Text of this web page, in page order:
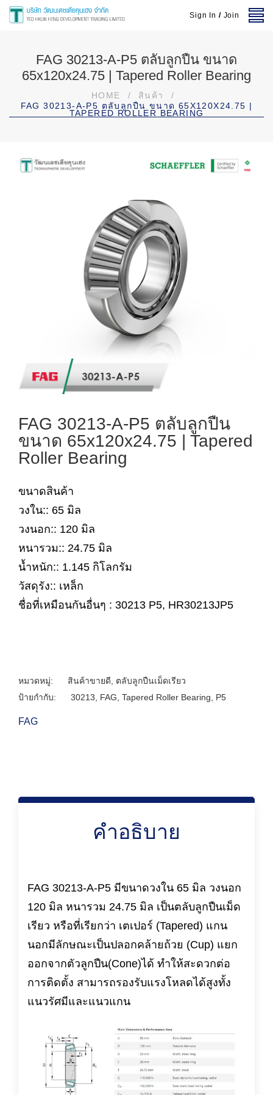
Sign In / Join
FAG 30213-A-P5 ตลับลูกปืน ขนาด
65x120x24.75 | Tapered Roller Bearing
HOME / สินค้า
/
FAG 30213-A-P5 ตลับลูกปืน ขนาด 65X120X24.75 |
TAPERED ROLLER BEARING
FAG 30213-A-P5 ตลับลูกปืน
ขนาด 65x120x24.75 | Tapered
Roller Bearing
ขนาดสินค้า
วงใน:: 65 มิล
วงนอก:: 120 มิล
หนารวม:: 24.75 มิล
น้ำหนัก:: 1.145 กิโลกรัม
วัสดุรัง:: เหล็ก
ชื่อที่เหมือนกันอื่นๆ : 30213 P5, HR30213JP5
หมวดหมู่: สินค้าขายดี
ตลับลูกปืนเม็ดเรียว
ป้ายกำกับ:
30213 FAG Tapered Roller Bearing P5
FAG
คำอธิบาย
FAG 30213-A-P5 มีขนาดวงใน 65 มิล วงนอก
120 มิล หนารวม 24.75 มิล เป็นตลับลูกปืนเม็ด
เรียว หรือที่เรียกว่า เตเปอร์ (Tapered) แกน
นอกมีลักษณะเป็นปลอกคล้ายถ้วย (Cup) แยก
ออกจากตัวลูกปืน(Cone)ได้ ทำให้สะดวกต่อ
การติดตั้ง สามารถรองรับแรงโหลดได้สูงทั้ง
แนวรัศมีและแนวแกน